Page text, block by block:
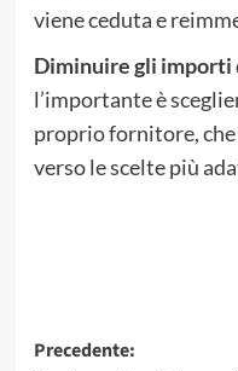
viene ceduta e
Diminuire gli importi
l’importante è
proprio fornitore,
verso le scelte più
Navigazione
Precedente: